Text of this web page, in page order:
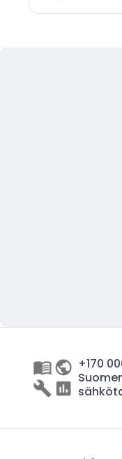
+170